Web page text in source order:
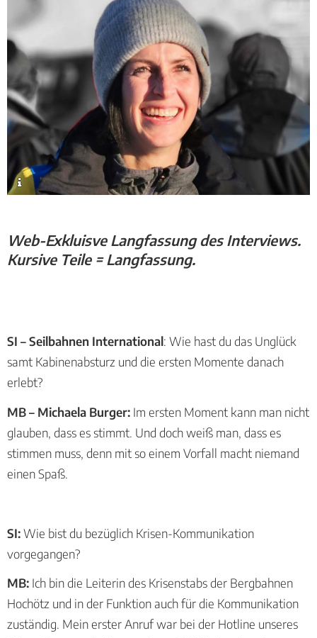
Web-Exkluisve Langfassung des Interviews.
Kursive Teile = Langfassung.
SI – Seilbahnen International: Wie hast du das Unglück
samt Kabinenabsturz und die ersten Momente danach
erlebt?
MB – Michaela Burger: Im ersten Moment kann man nicht
glauben, dass es stimmt. Und doch weiß man, dass es
stimmen muss, denn mit so einem Vorfall macht niemand
einen Spaß.
SI:Wie bist du bezüglich Krisen-Kommunikation
vorgegangen?
MB: Ich bin die Leiterin des Krisenstabs der Bergbahnen
Hochötz und in der Funktion auch für die Kommunikation
zuständig. Mein erster Anruf war bei der Hotline unseres